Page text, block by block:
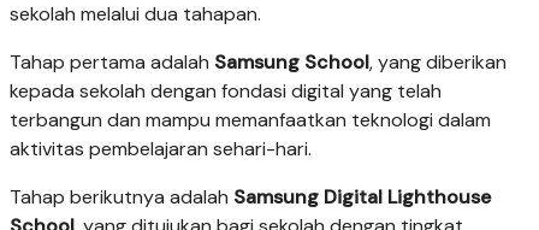
sekolah melalui dua tahapan.
Tahap pertama adalah Samsung School, yang diberikan
kepada sekolah dengan fondasi digital yang telah
terbangun dan mampu memanfaatkan teknologi dalam
aktivitas pembelajaran sehari-hari.
Tahap berikutnya adalah Samsung Digital Lighthouse